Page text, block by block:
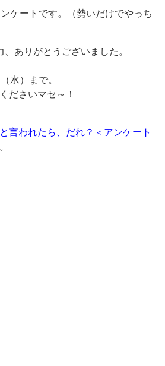
ケートです。（勢いだけでやっち
、ありがとうございました。
水）まで。
ださいマセ～！
言われたら、だれ？＜アンケート